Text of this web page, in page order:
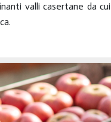
valli casertane da